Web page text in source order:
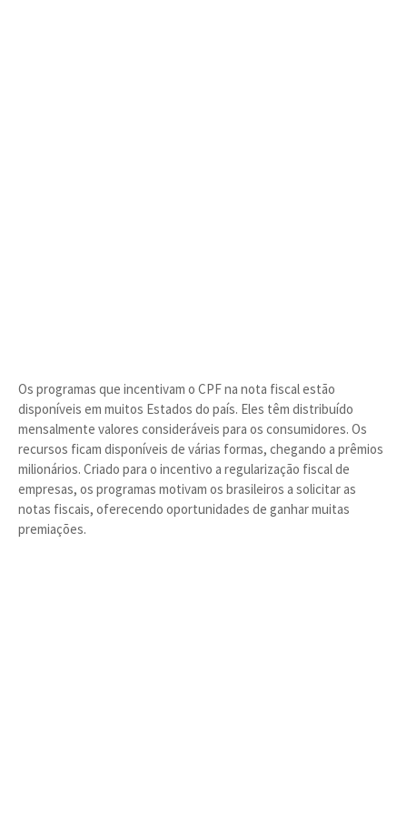
Os programas que incentivam o CPF na nota fiscal estão
disponíveis em muitos Estados do país. Eles têm distribuído
mensalmente valores consideráveis para os consumidores. Os
recursos ficam disponíveis de várias formas, chegando a prêmios
milionários. Criado para o incentivo a regularização fiscal de
empresas, os programas motivam os brasileiros a solicitar as
notas fiscais, oferecendo oportunidades de ganhar muitas
premiações.